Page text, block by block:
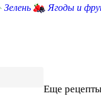
Зелень Ягоды и
Еще